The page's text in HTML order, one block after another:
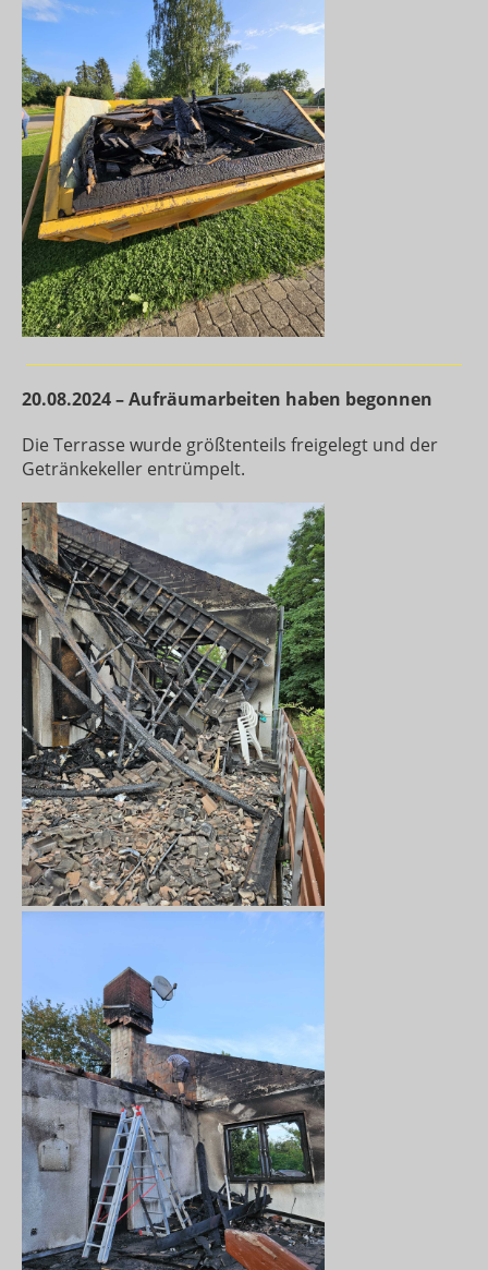
20.08.2024 – Aufräumarbeiten haben begonnen
Die Terrasse wurde größtenteils freigelegt und der
Getränkekeller entrümpelt.